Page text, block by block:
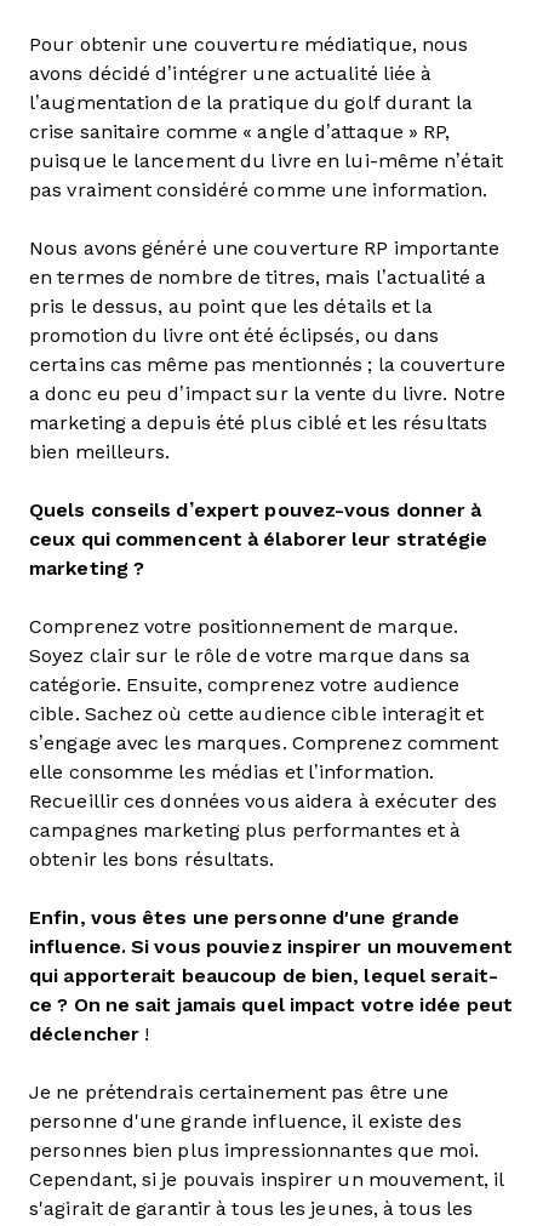
Pour obtenir une couverture médiatique, nous
avons décidé d’intégrer une actualité liée à
l’augmentation de la pratique du golf durant la
crise sanitaire comme « angle d’attaque » RP,
puisque le lancement du livre en lui-même n’était
pas vraiment considéré comme une information.
Nous avons généré une couverture RP importante
en termes de nombre de titres, mais l’actualité a
pris le dessus, au point que les détails et la
promotion du livre ont été éclipsés, ou dans
certains cas même pas mentionnés ; la couverture
a donc eu peu d’impact sur la vente du livre. Notre
marketing a depuis été plus ciblé et les résultats
bien meilleurs.
Quels conseils d’expert pouvez-vous donner à
ceux qui commencent à élaborer leur stratégie
marketing ?
Comprenez votre positionnement de marque.
Soyez clair sur le rôle de votre marque dans sa
catégorie. Ensuite, comprenez votre audience
cible. Sachez où cette audience cible interagit et
s’engage avec les marques. Comprenez comment
elle consomme les médias et l’information.
Recueillir ces données vous aidera à exécuter des
campagnes marketing plus performantes et à
obtenir les bons résultats.
Enfin, vous êtes une personne d'une grande
influence. Si vous pouviez inspirer un mouvement
qui apporterait beaucoup de bien, lequel serait-
ce ? On ne sait jamais quel impact votre idée peut
déclencher !
Je ne prétendrais certainement pas être une
personne d'une grande influence, il existe des
personnes bien plus impressionnantes que moi.
Cependant, si je pouvais inspirer un mouvement, il
s'agirait de garantir à tous les jeunes, à tous les